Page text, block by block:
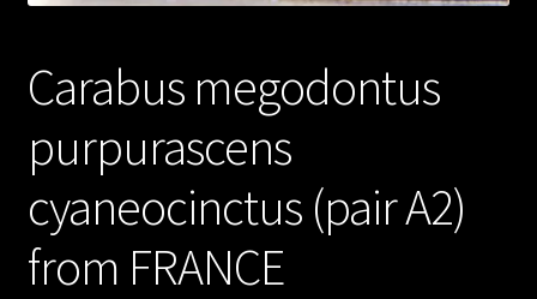
Carabus megodontus
purpurascens
cyaneocinctus (pair A2)
from FRANCE